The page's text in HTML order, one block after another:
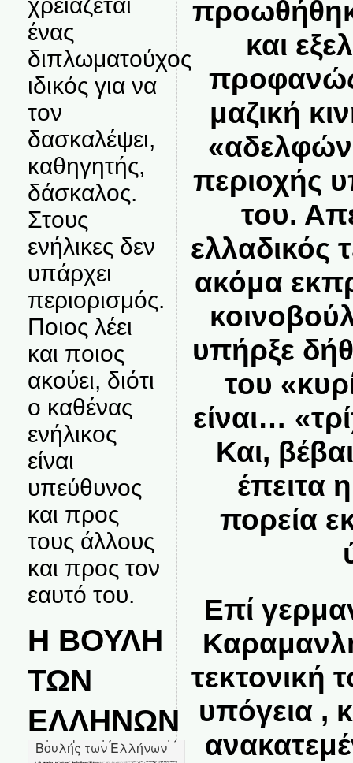
ένας
διπλωματούχος
ιδικός για να
τον
δασκαλέψει,
καθηγητής,
δάσκαλος.
Στους
ενήλικες δεν
υπάρχει
περιορισμός.
Ποιος λέει
και ποιος
ακούει, διότι
ο καθένας
ενήλικος
είναι
υπεύθυνος
και προς
τους άλλους
και προς τον
εαυτό του.
Η ΒΟΥΛΗ
ΤΩΝ
ΕΛΛΗΝΩΝ
και
μαζική
περιοχής
του.
ελλαδικός
ακόμα
υπήρξε
του
είναι…
Και,
έπειτα
πορεία
Επί
τεκτονική
υπόγεια ,